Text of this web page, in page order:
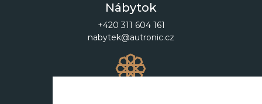
Nábytok
+420 311 604 161
nabytek@autronic.cz